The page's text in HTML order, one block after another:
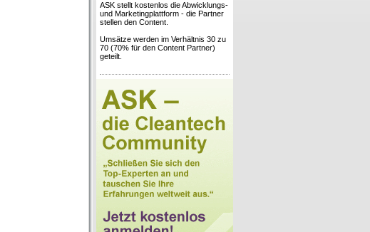
ASK stellt kostenlos die Abwicklungs-
und Marketingplattform - die Partner
stellen den Content.
Umsätze werden im Verhältnis 30 zu
70 (70% für den Content Partner)
geteilt.